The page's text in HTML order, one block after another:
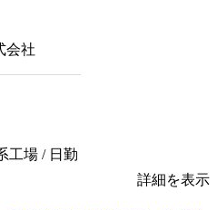
会社
工場 / 日勤
詳細を表示